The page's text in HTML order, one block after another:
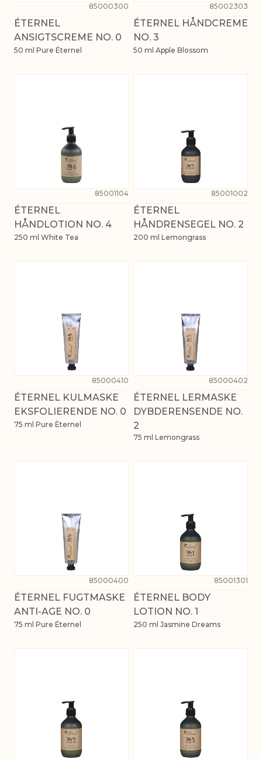
85000300
ÉTERNEL
ANSIGTSCREME NO. 0
50 ml Pure Éternel
85002303
ÉTERNEL HÅNDCREME
NO. 3
50 ml Apple Blossom
85001104
ÉTERNEL
HÅNDLOTION NO. 4
250 ml White Tea
85001002
ÉTERNEL
HÅNDRENSEGEL NO. 2
200 ml Lemongrass
85000410
ÉTERNEL KULMASKE
EKSFOLIERENDE NO. 0
75 ml Pure Èternel
85000402
ÉTERNEL LERMASKE
DYBDERENSENDE NO.
2
75 ml Lemongrass
85000400
ÉTERNEL FUGTMASKE
ANTI-AGE NO. 0
75 ml Pure Éternel
85001301
ÉTERNEL BODY
LOTION NO. 1
250 ml Jasmine Dreams